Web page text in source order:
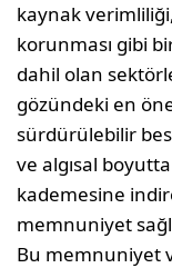
kaynak
korunması gibi
dahil olan
gözündeki en
sürdürülebilir
ve algısal
kademesine
memnuniyet
Bu memnuniyet